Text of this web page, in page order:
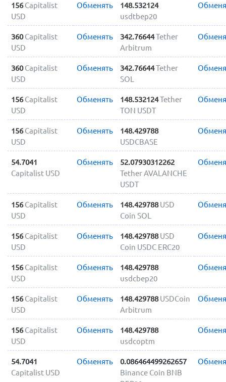
156 Capitalist
USD
Обменять
148.532124
usdtbep20
360 Capitalist
USD
Обменять 342.76644Tether
Arbitrum
360 Capitalist
USD
Обменять 342.76644Tether
SOL
156 Capitalist
USD
Обменять 148.532124Tether
TON USDT
156 Capitalist
USD
Обменять
148.429788
USDCBASE
54.7041
Capitalist USD
Обменять
52.07930312262
Tether AVALANCHE
USDT
156 Capitalist
USD
Обменять 148.429788 USD
Coin SOL
156 Capitalist
USD
Обменять 148.429788 USD
Coin USDC ERC20
156 Capitalist
USD
Обменять
148.429788
usdcbep20
156 Capitalist
USD
Обменять 148.429788 USDCoin
Arbitrum
156 Capitalist
USD
Обменять
148.429788
usdcoptm
54.7041
Capitalist USD
Обменять
0.086464499262657
Binance Coin BNB